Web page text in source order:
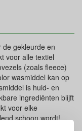
de gekleurde en
voor alle textiel
(zoals fleece)
wasmiddel kan op
is huid- en
ingrediënten blijft
voor elke
schoon wordt!